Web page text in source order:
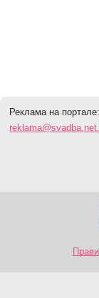
Реклама на портале: